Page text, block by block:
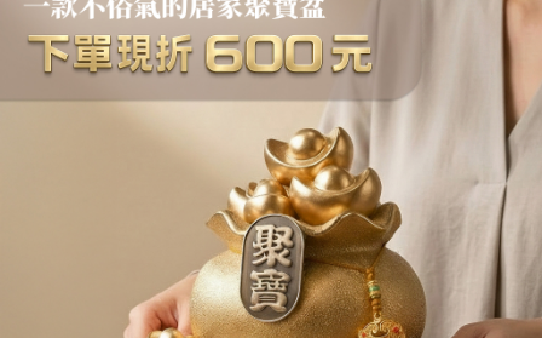
傳藝工坊 - 『舞動太極 獨
步天下』經典尺寸
NT$6,800